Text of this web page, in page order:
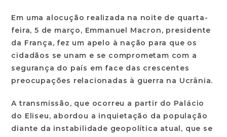
Em uma alocução realizada na noite de quarta-
feira, 5 de março, Emmanuel Macron, presidente
da França, fez um apelo à nação para que os
cidadãos se unam e se comprometam com a
segurança do país em face das crescentes
preocupações relacionadas à guerra na Ucrânia.
A transmissão, que ocorreu a partir do Palácio
do Eliseu, abordou a inquietação da população
diante da instabilidade geopolítica atual, que se